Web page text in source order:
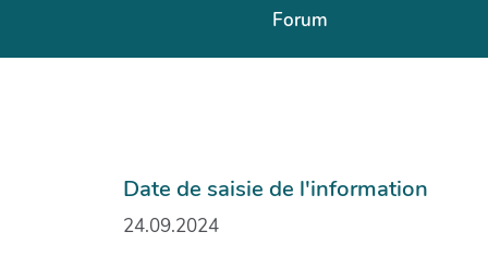
Forum
Date de saisie de l'information
24.09.2024